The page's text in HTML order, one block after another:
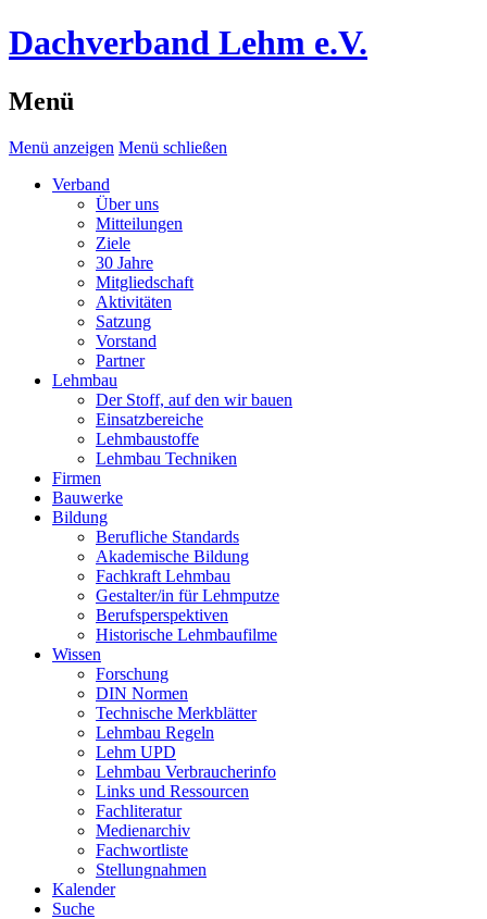
Dachverband Lehm e.V.
Menü
Menü anzeigen Menü schließen
Verband
Über uns
Mitteilungen
Ziele
30 Jahre
Mitgliedschaft
Aktivitäten
Satzung
Vorstand
Partner
Lehmbau
Der Stoff, auf den wir bauen
Einsatzbereiche
Lehmbaustoffe
Lehmbau Techniken
Firmen
Bauwerke
Bildung
Berufliche Standards
Akademische Bildung
Fachkraft Lehmbau
Gestalter/in für Lehmputze
Berufsperspektiven
Historische Lehmbaufilme
Wissen
Forschung
DIN Normen
Technische Merkblätter
Lehmbau Regeln
Lehm UPD
Lehmbau Verbraucherinfo
Links und Ressourcen
Fachliteratur
Medienarchiv
Fachwortliste
Stellungnahmen
Kalender
Suche